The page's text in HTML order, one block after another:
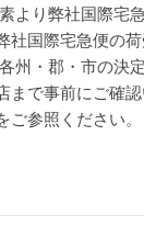
より弊社国際宅
社国際宅急便の
州・郡・市の決
まで事前にご確
ご参照ください